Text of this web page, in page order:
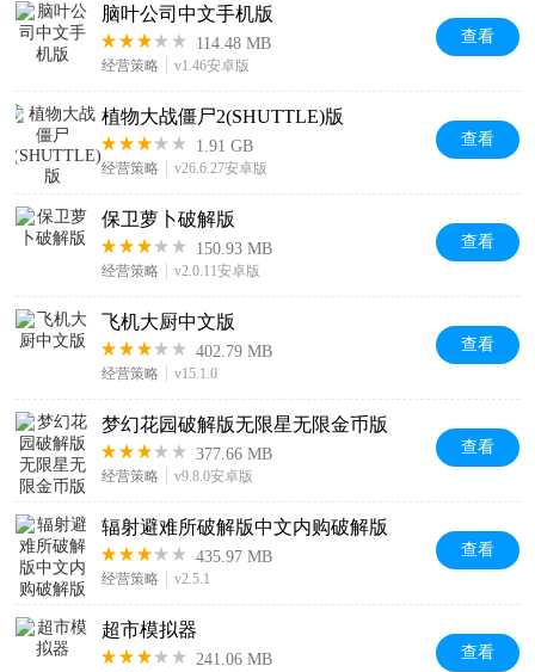
脑叶公司中文手机版
114.48 MB
经营策略 v1.46安卓版
查看
植物大战僵尸2(SHUTTLE)版
1.91 GB
经营策略 v26.6.27安卓版
查看
保卫萝卜破解版
150.93 MB
经营策略 v2.0.11安卓版
查看
飞机大厨中文版
402.79 MB
经营策略 v15.1.0
查看
梦幻花园破解版无限星无限金币版
377.66 MB
经营策略 v9.8.0安卓版
查看
辐射避难所破解版中文内购破解版
435.97 MB
经营策略 v2.5.1
查看
超市模拟器
241.06 MB 查看